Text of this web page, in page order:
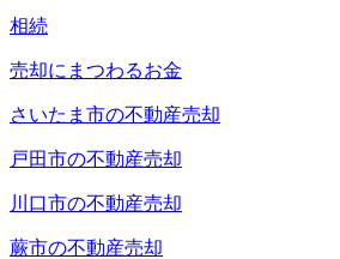
相続
売却にまつわるお金
さいたま市の不動産売却
戸田市の不動産売却
川口市の不動産売却
蕨市の不動産売却